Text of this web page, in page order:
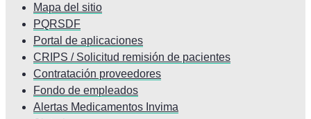
Mapa del sitio
PQRSDF
Portal de aplicaciones
CRIPS / Solicitud remisión de pacientes
Contratación proveedores
Fondo de empleados
Alertas Medicamentos Invima